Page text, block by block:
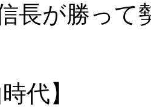
長が勝って
代】